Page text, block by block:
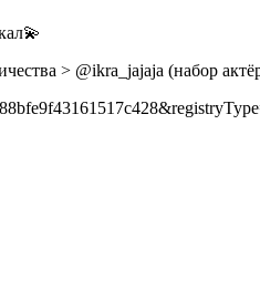
> @ikra_jajaja (набор